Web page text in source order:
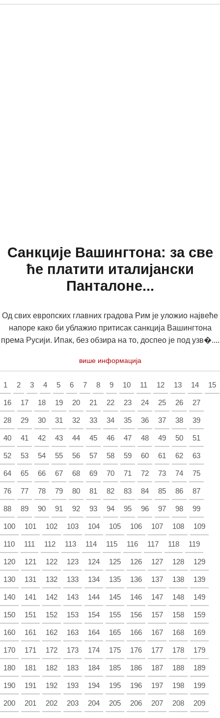
Санкције Вашингтона: за све
ће платити италијански
Панталоне...
Од свих европских главних градова Рим је уложио највеће
напоре како би ублажио притисак санкција Вашингтона
према Русији. Ипак, без обзира на то, доспео је под узв�....
више информација
1 2 3 4 5 6 7 8 9 10 11 12 13 14 15
16 17 18 19 20 21 22 23 24 25 26 27
28 29 30 31 32 33 34 35 36 37 38 39
40 41 42 43 44 45 46 47 48 49 50 51
52 53 54 55 56 57 58 59 60 61 62 63
64 65 66 67 68 69 70 71 72 73 74 75
76 77 78 79 80 81 82 83 84 85 86 87
88 89 90 91 92 93 94 95 96 97 98 99
100 101 102 103 104 105 106 107 108 109
110 111 112 113 114 115 116 117 118 119
120 121 122 123 124 125 126 127 128 129
130 131 132 133 134 135 136 137 138 139
140 141 142 143 144 145 146 147 148 149
150 151 152 153 154 155 156 157 158 159
160 161 162 163 164 165 166 167 168 169
170 171 172 173 174 175 176 177 178 179
180 181 182 183 184 185 186 187 188 189
190 191 192 193 194 195 196 197 198 199
200 201 202 203 204 205 206 207 208 209